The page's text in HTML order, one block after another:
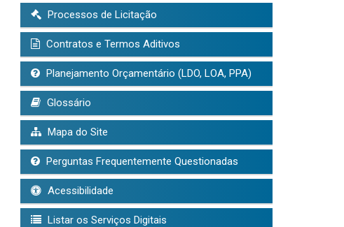
Processos de Licitação
Contratos e Termos Aditivos
Planejamento Orçamentário (LDO, LOA, PPA)
Glossário
Mapa do Site
Perguntas Frequentemente Questionadas
Acessibilidade
Listar os Serviços Digitais